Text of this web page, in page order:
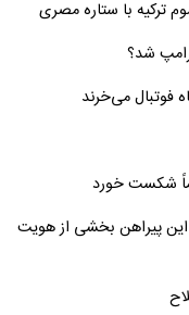
ترکیه با ستاره مصری
شد؟
فوتبال می‌خرند
شکست خورد
این پیراهن بخشی از هویت